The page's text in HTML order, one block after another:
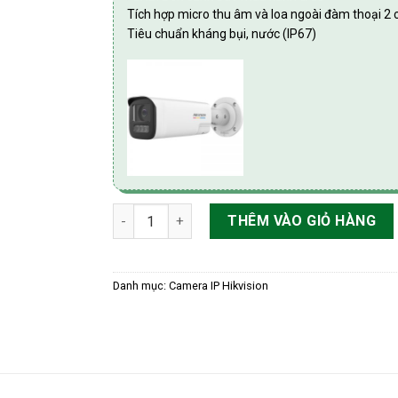
Tích hợp micro thu âm và loa ngoài đàm thoại 2
Tiêu chuẩn kháng bụi, nước (IP67)
Camera IP thân trụ 4MP Hikvision DS-
THÊM VÀO GIỎ HÀNG
Danh mục: Camera IP Hikvision